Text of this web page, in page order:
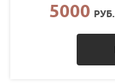
5000 РУБ.